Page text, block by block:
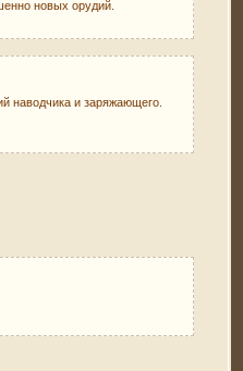
новых орудий.
наводчика и заряжающего.